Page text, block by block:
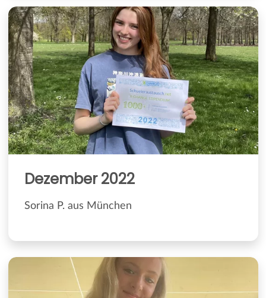
Dezember 2022
Sorina P. aus München